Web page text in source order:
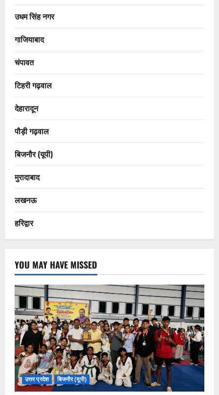
उधम सिंह नगर
गाजियाबाद
चंपावत
टिहरी गढ़वाल
देहारादून
पौड़ी गढ़वाल
बिजनौर (यूपी)
मुरादाबाद
लखनऊ
हरिद्वार
YOU MAY HAVE MISSED
उत्तर प्रदेश बिजनौर (यूपी)